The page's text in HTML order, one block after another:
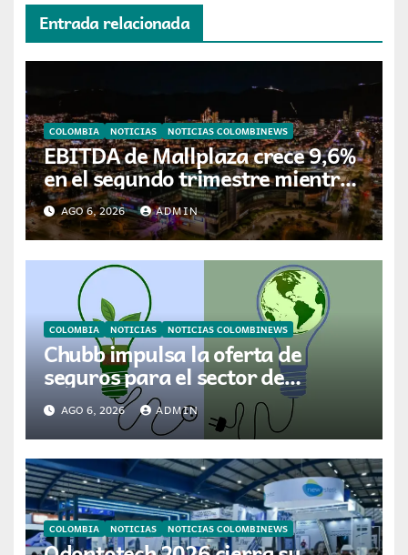
Entrada relacionada
COLOMBIA NOTICIAS NOTICIAS COLOMBINEWS
EBITDA de Mallplaza crece 9,6%
en el segundo trimestre mientras
avanza en su plan de crecimiento
en Colombia
AGO 6, 2026 ADMIN
COLOMBIA NOTICIAS NOTICIAS COLOMBINEWS
Chubb impulsa la oferta de
seguros para el sector de
energías renovables en América
Latina
AGO 6, 2026 ADMIN
COLOMBIA NOTICIAS NOTICIAS COLOMBINEWS